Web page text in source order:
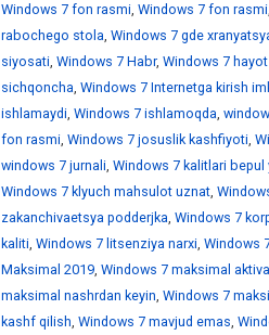
Windows 7 fon rasmi, Windows 7 fon rasmi,
rabochego stola, Windows 7 gde
siyosati, Windows 7 Habr, Windows 7
sichqoncha, Windows 7 Internetga kirish
ishlamaydi, Windows 7 ishlamoqda,
fon rasmi, Windows 7 josuslik kashfiyoti,
windows 7 jurnali, Windows 7 kalitlari bepul
Windows 7 klyuch mahsulot uznat,
zakanchivaetsya podderjka, Windows 7
kaliti, Windows 7 litsenziya narxi, Windows
Maksimal 2019, Windows 7 maksimal
maksimal nashrdan keyin, Windows 7
kashf qilish, Windows 7 mavjud emas,